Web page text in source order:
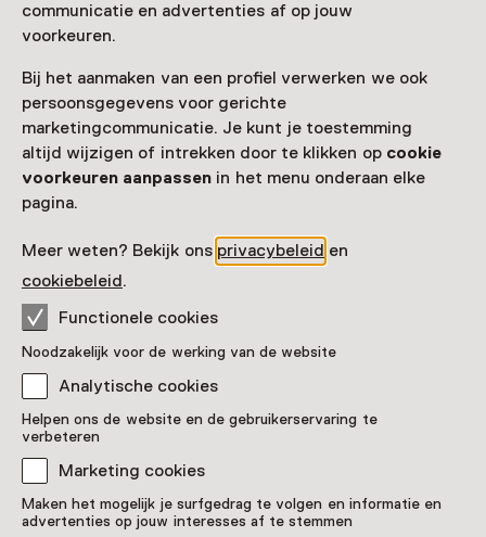
communicatie en advertenties af op jouw
voorkeuren.
Bij het aanmaken van een profiel verwerken we ook
persoonsgegevens voor gerichte
marketingcommunicatie. Je kunt je toestemming
altijd wijzigen of intrekken door te klikken op cookie
voorkeuren aanpassen in het menu onderaan elke
pagina.
Meer weten? Bekijk ons privacybeleid en
cookiebeleid.
Functionele cookies
Noodzakelijk voor de werking van de website
Analytische cookies
Helpen ons de website en de gebruikerservaring te
verbeteren
Marketing cookies
Maken het mogelijk je surfgedrag te volgen en informatie en
advertenties op jouw interesses af te stemmen